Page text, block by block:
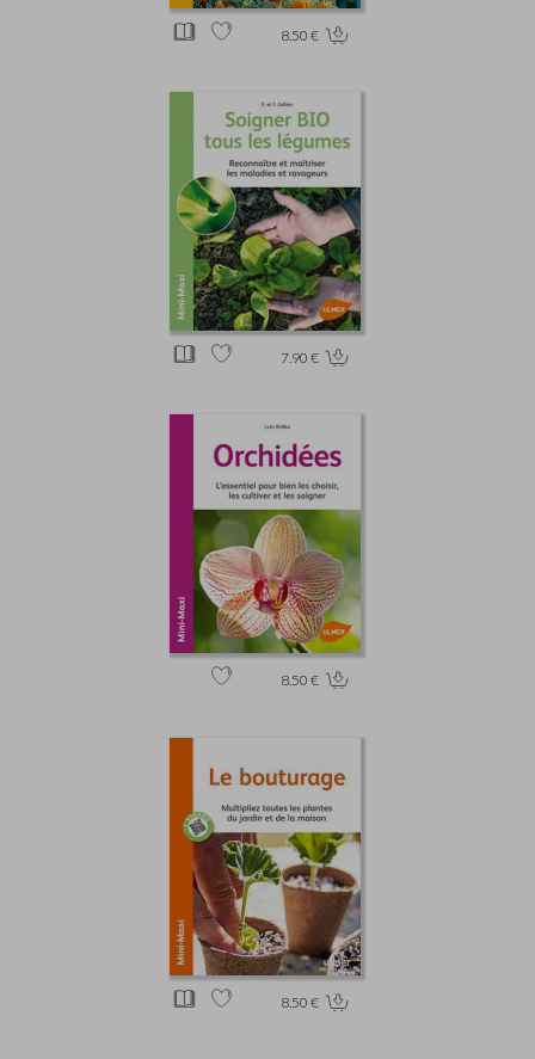
8.50 €
7.90 €
8.50 €
8.50 €